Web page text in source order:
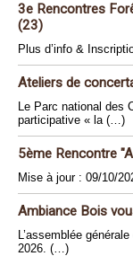
3e Rencontres
(23)
Plus d’info &
Ateliers de
Le Parc national des
participative « la (…)
5ème Rencontre
Mise à jour : 09/10/
Ambiance Bois
L’assemblée
2026. (…)